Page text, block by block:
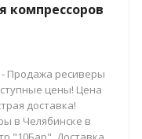
компрессоров
Продажа ресиверы
цены! Цена
доставка!
в Челябинске в